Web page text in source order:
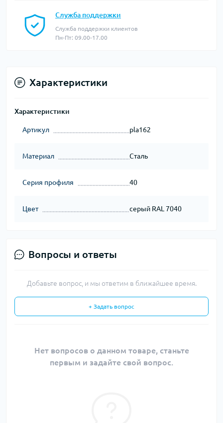
Служба поддержки
Служба поддержки клиентов
Пн-Пт: 09.00-17.00
Характеристики
Характеристики
Артикул pla162
Материал Сталь
Серия профиля 40
Цвет серый RAL 7040
Вопросы и ответы
Добавьте вопрос, и мы ответим в ближайшее время.
+ Задать вопрос
Нет вопросов о данном товаре, станьте
первым и задайте свой вопрос.